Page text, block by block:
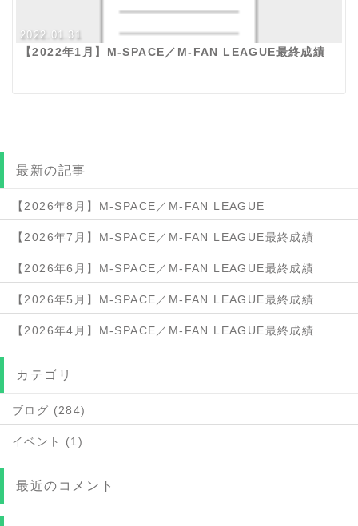
2022.01.31
【2022年1月】M-SPACE／M-FAN LEAGUE最終成績
最新の記事
【2026年8月】M-SPACE／M-FAN LEAGUE
【2026年7月】M-SPACE／M-FAN LEAGUE最終成績
【2026年6月】M-SPACE／M-FAN LEAGUE最終成績
【2026年5月】M-SPACE／M-FAN LEAGUE最終成績
【2026年4月】M-SPACE／M-FAN LEAGUE最終成績
カテゴリ
ブログ (284)
イベント (1)
最近のコメント